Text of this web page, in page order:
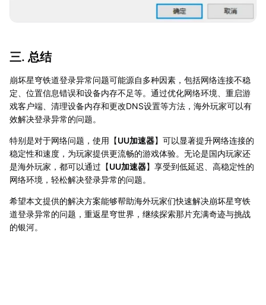
三. 总结
崩坏星穹铁道登录异常问题可能源自多种因素，包括网络连接不稳
定、位置信息错误和设备内存不足等。通过优化网络环境、重启游
戏客户端、清理设备内存和更改DNS设置等方法，海外玩家可以有
效解决登录异常的问题。
特别是对于网络问题，使用【UU加速器】可以显著提升网络连接的
稳定性和速度，为玩家提供更流畅的游戏体验。无论是国内玩家还
是海外玩家，都可以通过【UU加速器】享受到低延迟、高稳定性的
网络环境，轻松解决登录异常的问题。
希望本文提供的解决方案能够帮助海外玩家们快速解决崩坏星穹铁
道登录异常的问题，重返星穹世界，继续探索那片充满奇迹与挑战
的银河。